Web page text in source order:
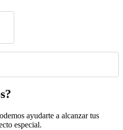
ayudarte a alcanzar tus
especial.